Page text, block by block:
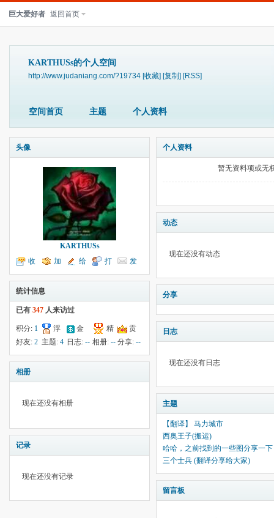
巨大爱好者 返回首页
KARTHUSs的个人空间
http://www.judaniang.com/?19734 [收藏] [复制] [RSS]
空间首页 主题 个人资料
头像
KARTHUSs
收
听TA
加
为好友
给
我留言
打
个招呼
发
送消息
统计信息
已有 347 人来访过
积分: 1
浮
云:
金
钱:1
精
华:--
贡
献:--
好友: 2 主题: 4 日志:-- 相册: -- 分享:--
相册
现在还没有相册
记录
现在还没有记录
个人资料
暂无资料项或无
动态
现在还没有动态
分享
日志
现在还没有日志
主题
【翻译】 马力城市
西奥王子(搬运)
哈哈，之前找到的一些图分享一下
三个士兵 (翻译分享给大家)
留言板